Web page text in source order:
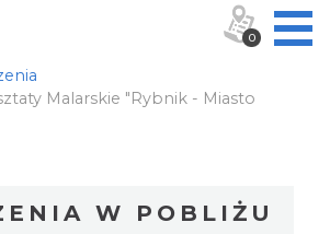
Malarskie "Rybnik - Miasto
W POBLIŻU
0